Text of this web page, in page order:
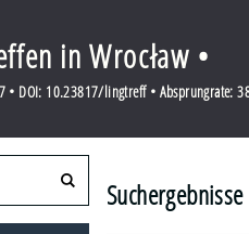
in Wrocław •
• DOI: 10.23817/lingtreff • Absprungrate: